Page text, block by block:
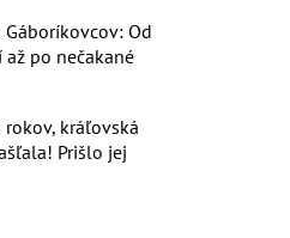
Od
po nečakané
kráľovská
Prišlo jej